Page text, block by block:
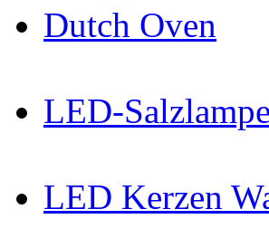
Dutch Oven
LED-
LED Kerzen